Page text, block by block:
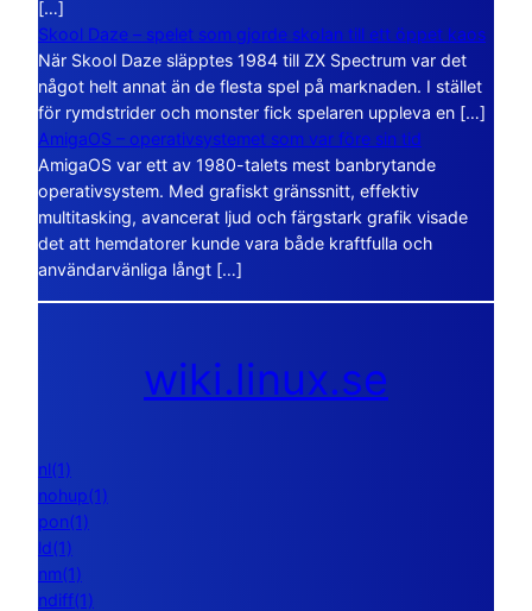
[…]
Skool Daze – spelet som gjorde skolan till ett öppet kaos
När Skool Daze släpptes 1984 till ZX Spectrum var det
något helt annat än de flesta spel på marknaden. I stället
för rymdstrider och monster fick spelaren uppleva en […]
AmigaOS – operativsystemet som var före sin tid
AmigaOS var ett av 1980-talets mest banbrytande
operativsystem. Med grafiskt gränssnitt, effektiv
multitasking, avancerat ljud och färgstark grafik visade
det att hemdatorer kunde vara både kraftfulla och
användarvänliga långt […]
wiki.linux.se
nl(1)
nohup(1)
pon(1)
ld(1)
nm(1)
ndiff(1)